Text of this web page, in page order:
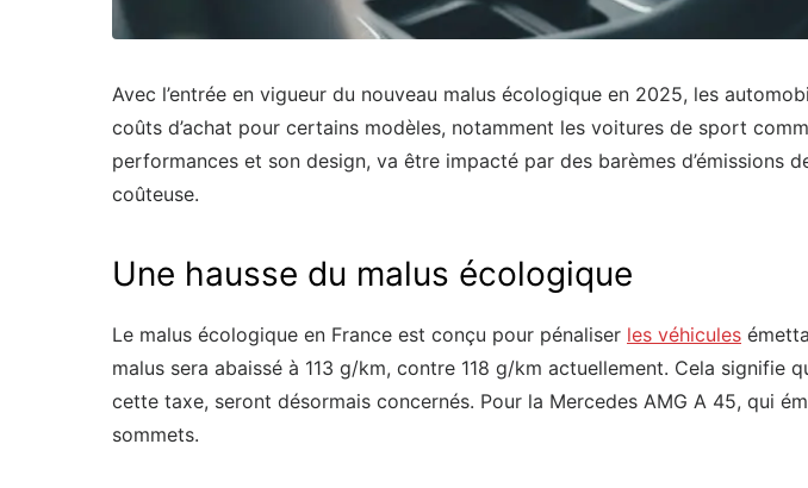
Avec l’entrée en vigueur du nouveau malus écologique en 2025, les
coûts d’achat pour certains modèles, notamment les voitures de sport
performances et son design, va être impacté par des barèmes
coûteuse.
Une hausse du malus écologique
Le malus écologique en France est conçu pour pénaliser les véhicules
malus sera abaissé à 113 g/km, contre 118 g/km actuellement. Cela
cette taxe, seront désormais concernés. Pour la Mercedes AMG A 45, qui
sommets.